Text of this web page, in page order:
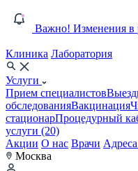
Важно! Изменения в
Клиника Лаборатория
Услуги
Прием специалистов
обследованияВакцинация
стационарПроцедурный
услуги (20)
Акции О нас Врачи
Москва